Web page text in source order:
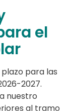
el
para las
2027.
nuestro
al tramo